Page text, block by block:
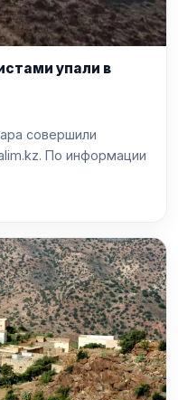
упали в
совершили